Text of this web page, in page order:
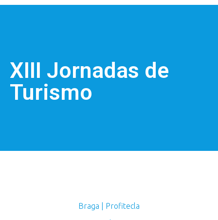
XIII Jornadas de
Turismo
Braga | Profitecla